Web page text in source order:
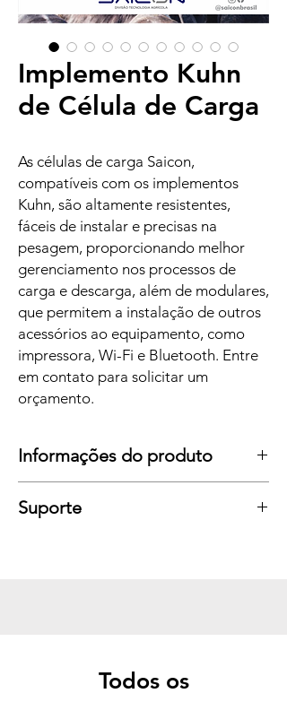
Implemento Kuhn
de Célula de Carga
As células de carga Saicon,
compatíveis com os implementos
Kuhn, são altamente resistentes,
fáceis de instalar e precisas na
pesagem, proporcionando melhor
gerenciamento nos processos de
carga e descarga, além de modulares,
que permitem a instalação de outros
acessórios ao equipamento, como
impressora, Wi-Fi e Bluetooth. Entre
em contato para solicitar um
orçamento.
Informações do produto
Suporte
Todos os